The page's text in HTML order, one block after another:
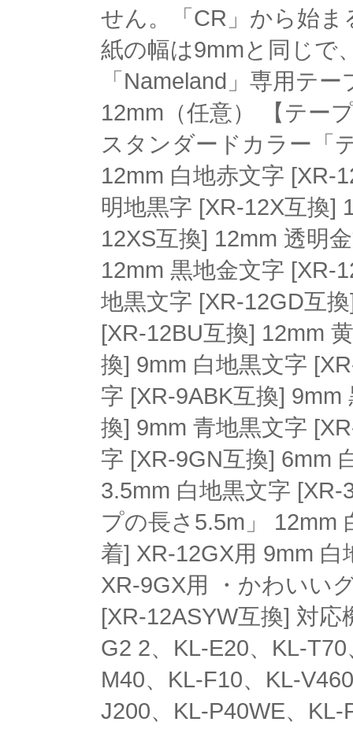
せん。「CR」から始
紙の幅は9mmと同じで
「Nameland」専用テ
12mm（任意） 【テー
スタンダードカラー「
12mm 白地赤文字 [XR-
明地黒字 [XR-12X互換]
12XS互換] 12mm 透明
12mm 黒地金文字 [XR-
地黒文字 [XR-12GD互
[XR-12BU互換] 12mm
換] 9mm 白地黒文字
字 [XR-9ABK互換]
換] 9mm 青地黒文字
字 [XR-9GN互換] 6mm
3.5mm 白地黒文字
プの長さ5.5m」 12mm
着] XR-12GX用 9mm
XR-9GX用 ・かわいい
[XR-12ASYW互換] 対
G2 2、KL-E20、KL-
M40、KL-F10、KL-
J200、KL-P40WE、